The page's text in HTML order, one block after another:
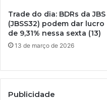
Trade do dia: BDRs da JBS
(JBSS32) podem dar lucro
de 9,31% nessa sexta (13)
13 de março de 2026
Publicidade